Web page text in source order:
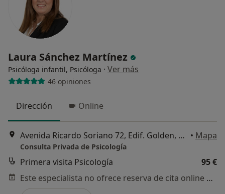
Laura Sánchez Martínez
Psicóloga infantil, Psicóloga · Ver más
46 opiniones
Dirección Online
Avenida Ricardo Soriano 72, Edif. Golden, Portal B, 1ª planta, Marbella • Mapa
Consulta Privada de Psicología
Primera visita Psicología
95 €
Este especialista no ofrece reserva de cita online en esta dirección.